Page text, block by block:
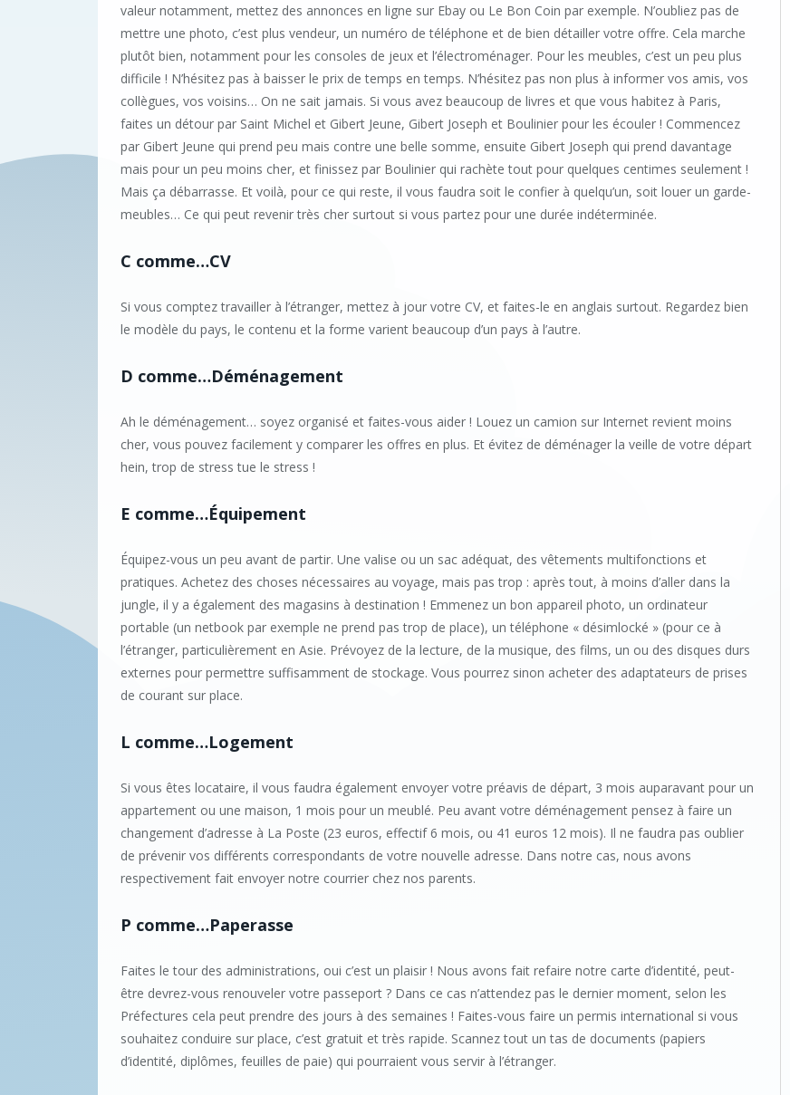
valeur notamment, mettez des annonces en ligne sur Ebay ou Le Bon Coin par exemple. N’oubliez pas de
mettre une photo, c’est plus vendeur, un numéro de téléphone et de bien détailler votre offre. Cela marche
plutôt bien, notamment pour les consoles de jeux et l’électroménager. Pour les meubles, c’est un peu plus
difficile ! N’hésitez pas à baisser le prix de temps en temps. N’hésitez pas non plus à informer vos amis, vos
collègues, vos voisins… On ne sait jamais. Si vous avez beaucoup de livres et que vous habitez à Paris,
faites un détour par Saint Michel et Gibert Jeune, Gibert Joseph et Boulinier pour les écouler ! Commencez
par Gibert Jeune qui prend peu mais contre une belle somme, ensuite Gibert Joseph qui prend davantage
mais pour un peu moins cher, et finissez par Boulinier qui rachète tout pour quelques centimes seulement !
Mais ça débarrasse. Et voilà, pour ce qui reste, il vous faudra soit le confier à quelqu’un, soit louer un garde-
meubles… Ce qui peut revenir très cher surtout si vous partez pour une durée indéterminée.
C comme…CV
Si vous comptez travailler à l’étranger, mettez à jour votre CV, et faites-le en anglais surtout. Regardez bien
le modèle du pays, le contenu et la forme varient beaucoup d’un pays à l’autre.
D comme…Déménagement
Ah le déménagement… soyez organisé et faites-vous aider ! Louez un camion sur Internet revient moins
cher, vous pouvez facilement y comparer les offres en plus. Et évitez de déménager la veille de votre départ
hein, trop de stress tue le stress !
E comme…Équipement
Équipez-vous un peu avant de partir. Une valise ou un sac adéquat, des vêtements multifonctions et
pratiques. Achetez des choses nécessaires au voyage, mais pas trop : après tout, à moins d’aller dans la
jungle, il y a également des magasins à destination ! Emmenez un bon appareil photo, un ordinateur
portable (un netbook par exemple ne prend pas trop de place), un téléphone « désimlocké » (pour ce à
l’étranger, particulièrement en Asie. Prévoyez de la lecture, de la musique, des films, un ou des disques durs
externes pour permettre suffisamment de stockage. Vous pourrez sinon acheter des adaptateurs de prises
de courant sur place.
L comme…Logement
Si vous êtes locataire, il vous faudra également envoyer votre préavis de départ, 3 mois auparavant pour un
appartement ou une maison, 1 mois pour un meublé. Peu avant votre déménagement pensez à faire un
changement d’adresse à La Poste (23 euros, effectif 6 mois, ou 41 euros 12 mois). Il ne faudra pas oublier
de prévenir vos différents correspondants de votre nouvelle adresse. Dans notre cas, nous avons
respectivement fait envoyer notre courrier chez nos parents.
P comme…Paperasse
Faites le tour des administrations, oui c’est un plaisir ! Nous avons fait refaire notre carte d’identité, peut-
être devrez-vous renouveler votre passeport ? Dans ce cas n’attendez pas le dernier moment, selon les
Préfectures cela peut prendre des jours à des semaines ! Faites-vous faire un permis international si vous
souhaitez conduire sur place, c’est gratuit et très rapide. Scannez tout un tas de documents (papiers
d’identité, diplômes, feuilles de paie) qui pourraient vous servir à l’étranger.